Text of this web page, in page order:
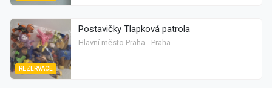
REZERVACE
Postavičky Tlapková patrola
Hlavní město Praha - Praha